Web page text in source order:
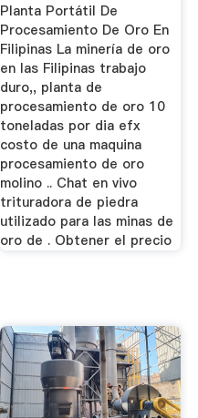
Planta Portátil De
Procesamiento De Oro En
Filipinas La minería de oro
en las Filipinas trabajo
duro,, planta de
procesamiento de oro 10
toneladas por dia efx
costo de una maquina
procesamiento de oro
molino .. Chat en vivo
trituradora de piedra
utilizado para las minas de
oro de . Obtener el precio